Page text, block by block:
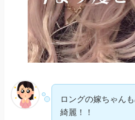
ロングの嫁ちゃん
綺麗！！